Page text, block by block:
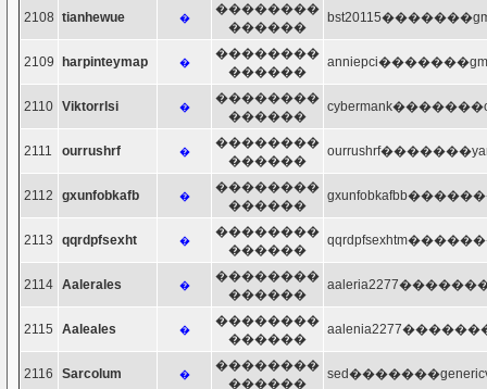
2108 tianhewue �
��������
������
2109 harpinteymap �
��������
������
2110 Viktorrlsi �
��������
������
2111 ourrushrf �
��������
������
2112 gxunfobkafb �
��������
������
2113 qqrdpfsexht �
��������
������
2114 Aalerales �
��������
������
2115 Aaleales �
��������
������
2116 Sarcolum �
��������
������